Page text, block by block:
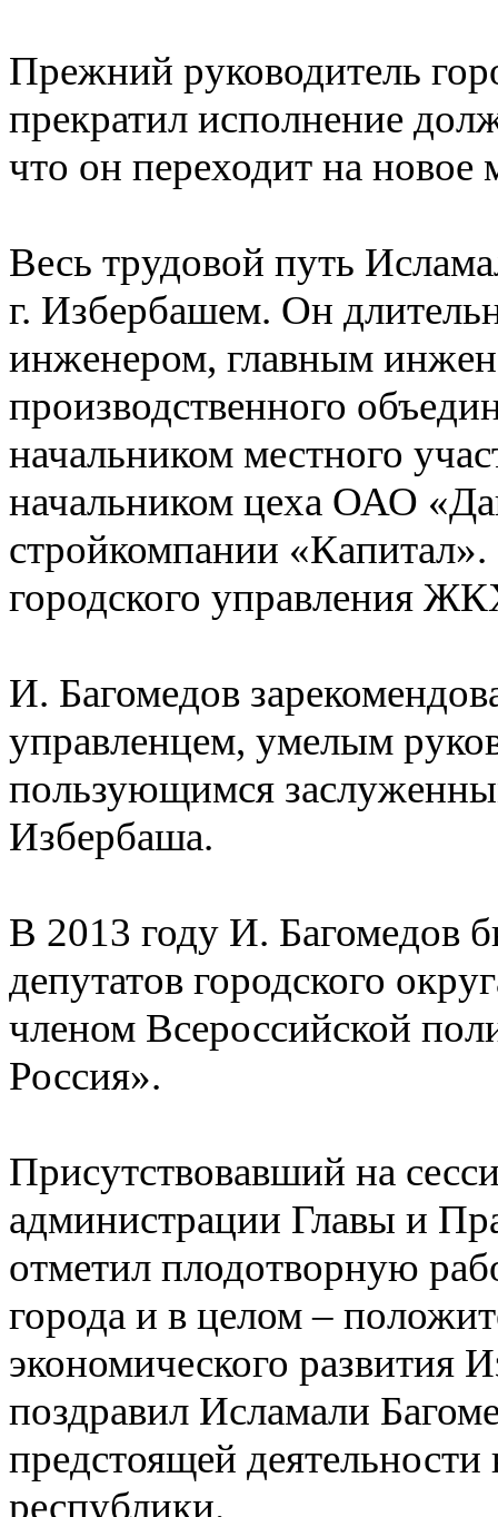
Прежний руководитель
прекратил исполнение
что он переходит на
Весь трудовой путь
г. Избербашем. Он
инженером, главным
производственного
начальником местного
начальником цеха ОАО
стройкомпании
городского управления
И. Багомедов
управленцем, умелым
пользующимся
Избербаша.
В 2013 году И. Багомедов
депутатов городского
членом Всероссийской
Россия».
Присутствовавший на
администрации Главы и
отметил плодотворную
города и в целом –
экономического развития
поздравил Исламали
предстоящей деятельности
республики.